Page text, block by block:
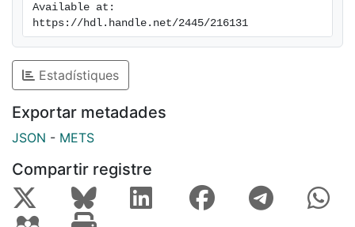
Available at:
https://hdl.handle.net/2445/216131
Estadístiques
Exportar metadades
JSON - METS
Compartir registre